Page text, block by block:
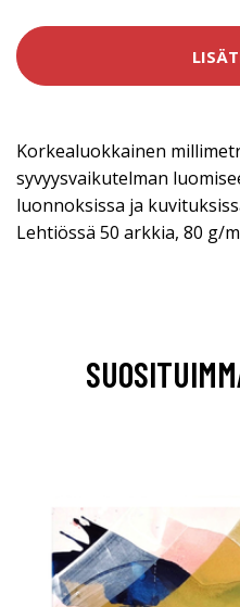
Korkealuokkainen
syvyysvaikutelman
luonnoksissa ja
Lehtiössä 50 arkkia, 80 g/